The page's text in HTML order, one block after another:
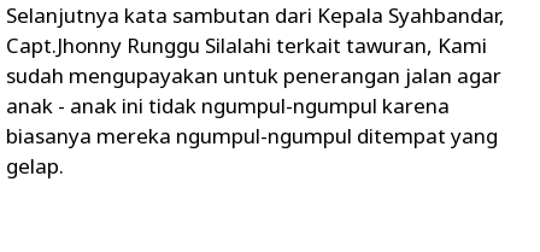
Selanjutnya kata sambutan dari Kepala Syahbandar,
Capt.Jhonny Runggu Silalahi terkait tawuran, Kami
sudah mengupayakan untuk penerangan jalan agar
anak - anak ini tidak ngumpul-ngumpul karena
biasanya mereka ngumpul-ngumpul ditempat yang
gelap.